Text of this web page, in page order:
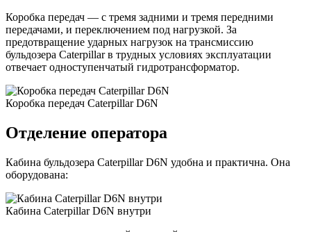
Коробка передач — с тремя задними и тремя передними
передачами, и переключением под нагрузкой. За
предотвращение ударных нагрузок на трансмиссию
бульдозера Caterpillar в трудных условиях эксплуатации
отвечает одноступенчатый гидротрансформатор.
Коробка передач Caterpillar D6N
Отделение оператора
Кабина бульдозера Caterpillar D6N удобна и практична. Она
оборудована:
Кабина Caterpillar D6N внутри